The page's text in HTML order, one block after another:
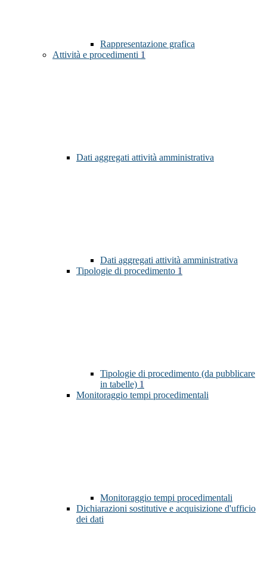
Rappresentazione grafica
Attività e procedimenti 1
Dati aggregati attività amministrativa
Dati aggregati attività amministrativa
Tipologie di procedimento 1
Tipologie di procedimento (da pubblicare
in tabelle) 1
Monitoraggio tempi procedimentali
Monitoraggio tempi procedimentali
Dichiarazioni sostitutive e acquisizione d'ufficio
dei dati